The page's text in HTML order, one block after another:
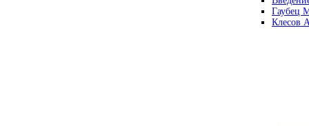
Гаубец
Клесов